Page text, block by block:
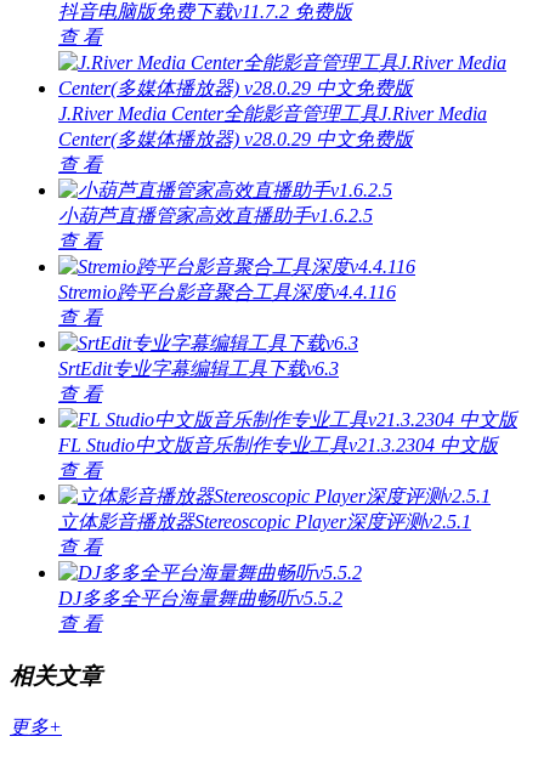
抖音电脑版免费下载v11.7.2 免费版
查 看
J.River Media Center全能影音管理工具J.River Media
Center(多媒体播放器) v28.0.29 中文免费版
查 看
小葫芦直播管家高效直播助手v1.6.2.5
查 看
Stremio跨平台影音聚合工具深度v4.4.116
查 看
SrtEdit专业字幕编辑工具下载v6.3
查 看
FL Studio中文版音乐制作专业工具v21.3.2304 中文版
查 看
立体影音播放器Stereoscopic Player深度评测v2.5.1
查 看
DJ多多全平台海量舞曲畅听v5.5.2
查 看
相关文章
更多+